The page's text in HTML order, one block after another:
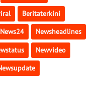
Beritaterkini
News24 Newsheadlines
Newvideo